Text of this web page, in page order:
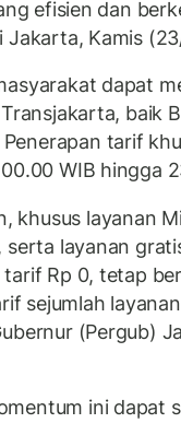
efisien dan
Jakarta, Kamis
dapat
baik
tarif
WIB hingga
khusus layanan
serta layanan
Rp 0, tetap
sejumlah
(Pergub)
ini dapat